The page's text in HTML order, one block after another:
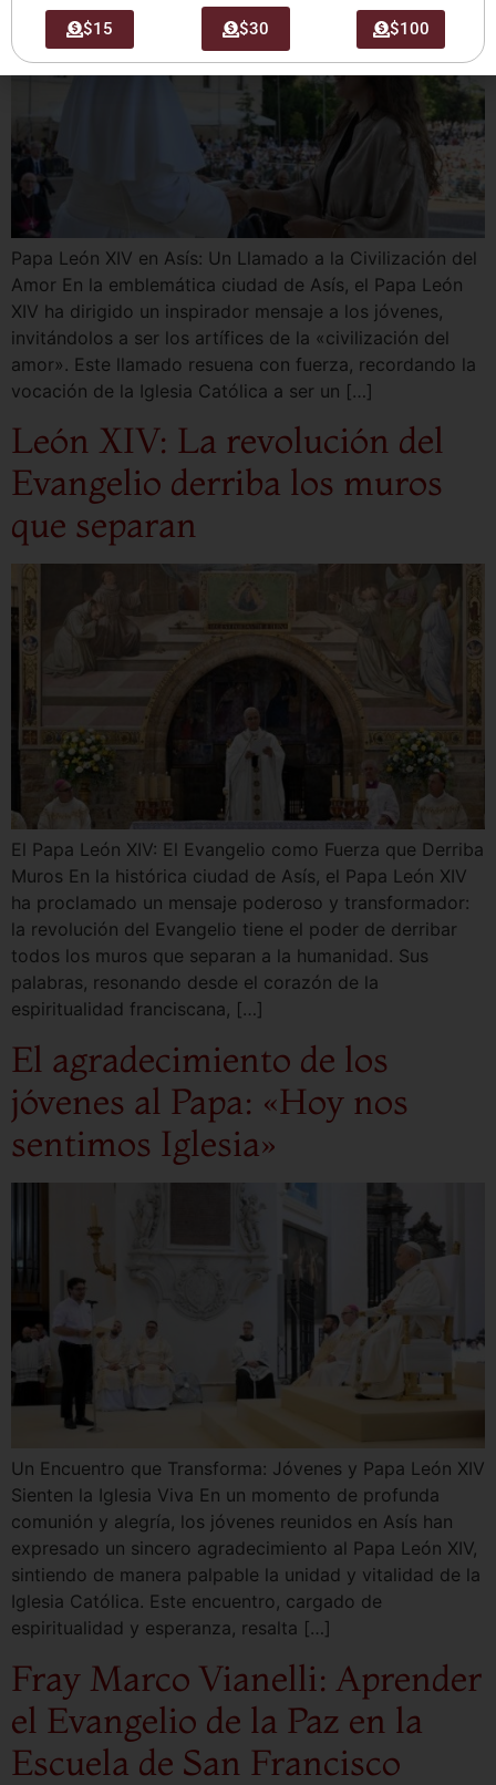
Papa León XIV en Asís: Un Llamado a la Civilización del
Amor En la emblemática ciudad de Asís, el Papa León
XIV ha dirigido un inspirador mensaje a los jóvenes,
invitándolos a ser los artífices de la «civilización del
amor». Este llamado resuena con fuerza, recordando la
vocación de la Iglesia Católica a ser un […]
León XIV: La revolución del
Evangelio derriba los muros
que separan
El Papa León XIV: El Evangelio como Fuerza que Derriba
Muros En la histórica ciudad de Asís, el Papa León XIV
ha proclamado un mensaje poderoso y transformador:
la revolución del Evangelio tiene el poder de derribar
todos los muros que separan a la humanidad. Sus
palabras, resonando desde el corazón de la
espiritualidad franciscana, […]
El agradecimiento de los
jóvenes al Papa: «Hoy nos
sentimos Iglesia»
Un Encuentro que Transforma: Jóvenes y Papa León XIV
Sienten la Iglesia Viva En un momento de profunda
comunión y alegría, los jóvenes reunidos en Asís han
expresado un sincero agradecimiento al Papa León XIV,
sintiendo de manera palpable la unidad y vitalidad de la
Iglesia Católica. Este encuentro, cargado de
espiritualidad y esperanza, resalta […]
Fray Marco Vianelli: Aprender
el Evangelio de la Paz en la
Escuela de San Francisco
$15 $30 $100